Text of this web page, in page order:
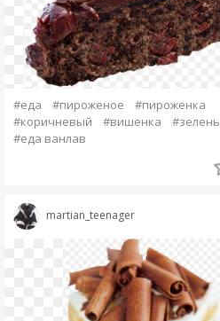
#еда #пироженое
#пироженка
#коричневый
#вишенка
#зелень
#еда ванлав
martian_teenager